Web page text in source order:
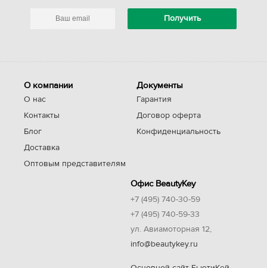
О компании
О нас
Контакты
Блог
Доставка
Оптовым представителям
Документы
Гарантия
Договор оферта
Конфиденциальность
Офис BeautyKey
+7 (495) 740-30-59
+7 (495) 740-59-33
ул. Авиамоторная 12,
info@beautykey.ru